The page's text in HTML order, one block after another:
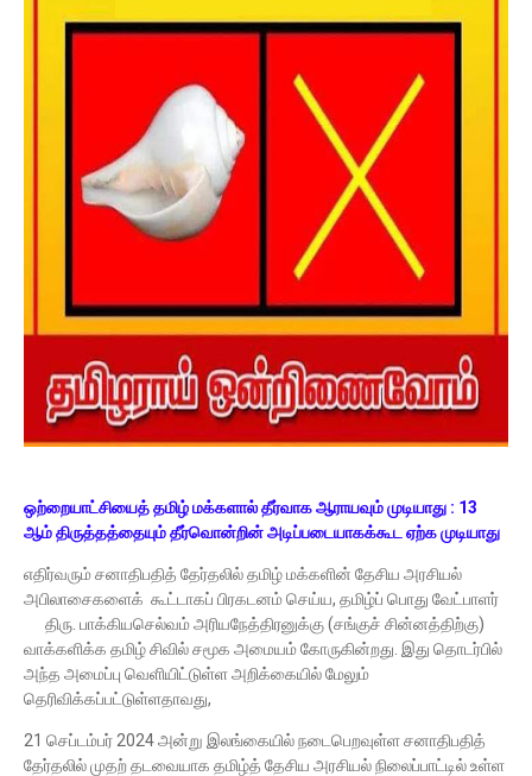
ஒற்றையாட்சியைத் தமிழ் மக்களால் தீர்வாக ஆராயவும் முடியாது : 13
ஆம் திருத்தத்தையும் தீர்வொன்றின் அடிப்படையாகக்கூட ஏற்க முடியாது
எதிர்வரும் சனாதிபதித் தேர்தலில் தமிழ் மக்களின் தேசிய அரசியல்
அபிலாசைகளைக் கூட்டாகப் பிரகடனம் செய்ய, தமிழ்ப் பொது வேட்பாளர்
திரு. பாக்கியசெல்வம் அரியநேத்திரனுக்கு (சங்குச் சின்னத்திற்கு)
வாக்களிக்க தமிழ் சிவில் சமூக அமையம் கோருகின்றது. இது தொடர்பில்
அந்த அமைப்பு வெளியிட்டுள்ள அறிக்கையில் மேலும்
தெரிவிக்கப்பட்டுள்ளதாவது,
21 செப்டம்பர் 2024 அன்று இலங்கையில் நடைபெறவுள்ள சனாதிபதித்
தேர்தலில் முதற் தடவையாக தமிழ்த் தேசிய அரசியல் நிலைப்பாட்டில் உள்ள